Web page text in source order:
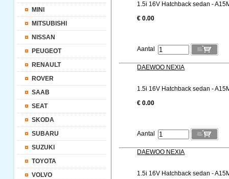
MINI
MITSUBISHI
NISSAN
PEUGEOT
RENAULT
ROVER
SAAB
SEAT
SKODA
SUBARU
SUZUKI
TOYOTA
VOLVO
1.5i 16V Hatchback sedan -
€ 0.00
Aantal
DAEWOO NEXIA
1.5i 16V Hatchback sedan -
€ 0.00
Aantal
DAEWOO NEXIA
1.5i 16V Hatchback sedan -